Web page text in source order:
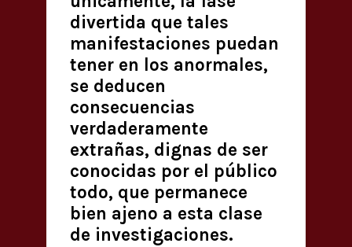
divertida que tales
manifestaciones puedan
tener en los anormales,
se deducen
consecuencias
verdaderamente
extrañas, dignas de ser
conocidas por el público
todo, que permanece
bien ajeno a esta clase
de investigaciones.